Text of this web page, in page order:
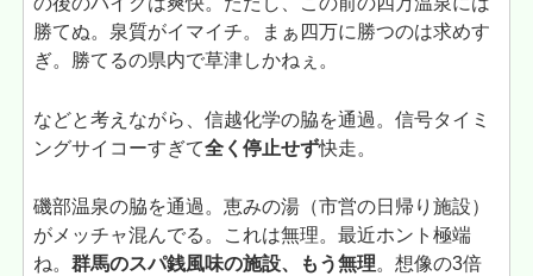
勝てぬ。泉質がイマイチ。まぁ四万に勝つのは求めす
ぎ。勝てるの県内で草津しかねぇ。
などと考えながら、信越化学の脇を通過。信号タイミ
ングサイコーすぎて全く停止せず快走。
磯部温泉の脇を通過。恵みの湯（市営の日帰り施設）
がメッチャ混んでる。これは無理。最近ホント極端
ね。群馬のスパ銭風味の施設、もう無理。想像の3倍